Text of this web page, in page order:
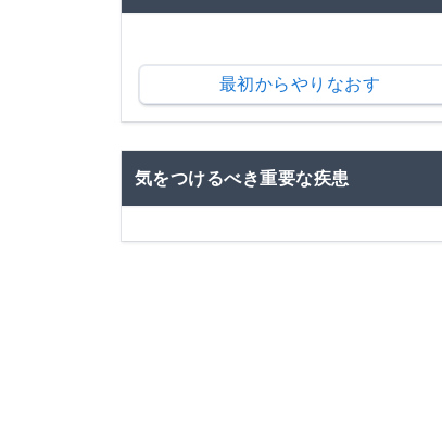
最初からやりなおす
気をつけるべき重要な疾患